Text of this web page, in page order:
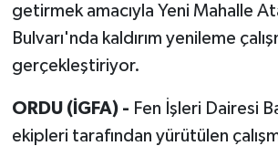
getirmek amacıyla Yeni Mahalle
Bulvarı'nda kaldırım yenileme
gerçekleştiriyor.
ORDU (İGFA) - Fen İşleri Dairesi
ekipleri tarafından yürütülen